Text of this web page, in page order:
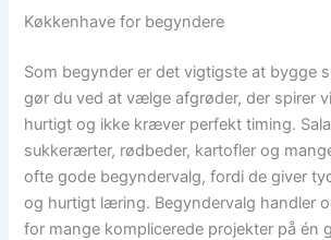
Køkkenhave for begyndere
Som begynder er det vigtigste at bygge
gør du ved at vælge afgrøder, der spirer
hurtigt og ikke kræver perfekt timing.
sukkerærter, rødbeder, kartofler og
ofte gode begyndervalg, fordi de giver
og hurtigt læring. Begyndervalg handler
for mange komplicerede projekter på én